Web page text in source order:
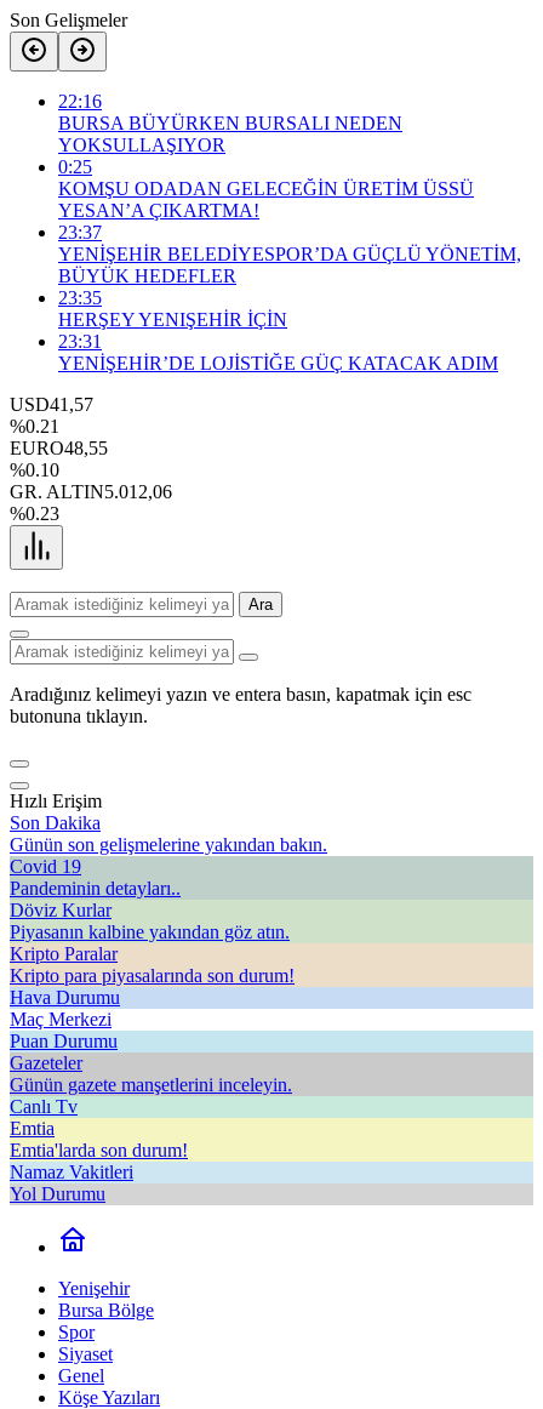
Son Gelişmeler
22:16
BURSA BÜYÜRKEN BURSALI NEDEN
YOKSULLAŞIYOR
0:25
KOMŞU ODADAN GELECEĞİN ÜRETİM ÜSSÜ
YESAN’A ÇIKARTMA!
23:37
YENİŞEHİR BELEDİYESPOR’DA GÜÇLÜ YÖNETİM,
BÜYÜK HEDEFLER
23:35
HERŞEY YENIŞEHİR İÇİN
23:31
YENİŞEHİR’DE LOJİSTİĞE GÜÇ KATACAK ADIM
USD41,57
%0.21
EURO48,55
%0.10
GR. ALTIN5.012,06
%0.23
Ara
Aradığınız kelimeyi yazın ve entera basın, kapatmak için esc
butonuna tıklayın.
Hızlı Erişim
Son Dakika
Günün son gelişmelerine yakından bakın.
Covid 19
Pandeminin detayları..
Döviz Kurlar
Piyasanın kalbine yakından göz atın.
Kripto Paralar
Kripto para piyasalarında son durum!
Hava Durumu
Maç Merkezi
Puan Durumu
Gazeteler
Günün gazete manşetlerini inceleyin.
Canlı Tv
Emtia
Emtia'larda son durum!
Namaz Vakitleri
Yol Durumu
Yenişehir
Bursa Bölge
Spor
Siyaset
Genel
Köşe Yazıları